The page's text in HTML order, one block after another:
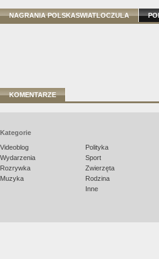
NAGRANIA POLSKASWIATLOCZULA
KOMENTARZE
Kategorie
Videoblog
Wydarzenia
Rozrywka
Muzyka
Polityka
Sport
Zwierzęta
Rodzina
Inne